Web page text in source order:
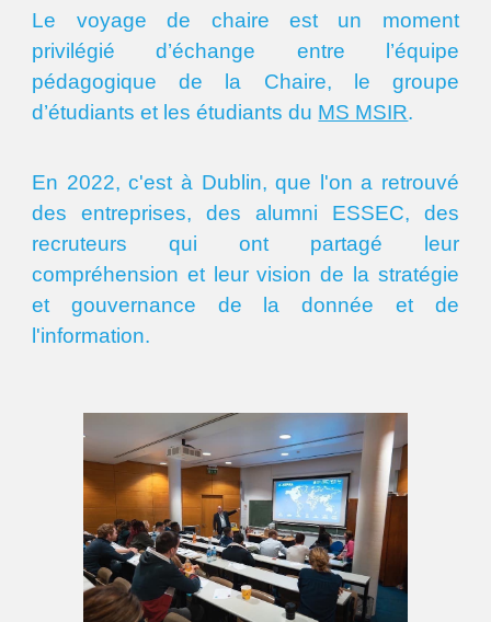
Le voyage de chaire est un moment
privilégié d’échange entre l’équipe
pédagogique de la Chaire, le groupe
d’étudiants et les étudiants du MS MSIR.
En 2022, c'est à Dublin, que l'on a retrouvé
des entreprises, des alumni ESSEC, des
recruteurs qui ont partagé leur
compréhension et leur vision de la stratégie
et gouvernance de la donnée et de
l'information.